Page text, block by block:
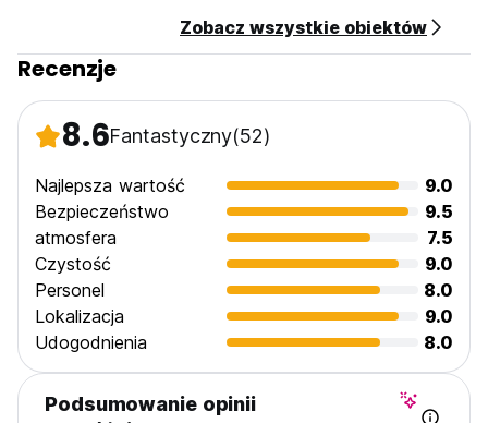
Zobacz wszystkie obiektów
Recenzje
8.6Fantastyczny(52)
Najlepsza wartość
9.0
Bezpieczeństwo
9.5
atmosfera
7.5
Czystość
9.0
Personel
8.0
Lokalizacja
9.0
Udogodnienia
8.0
Podsumowanie opinii